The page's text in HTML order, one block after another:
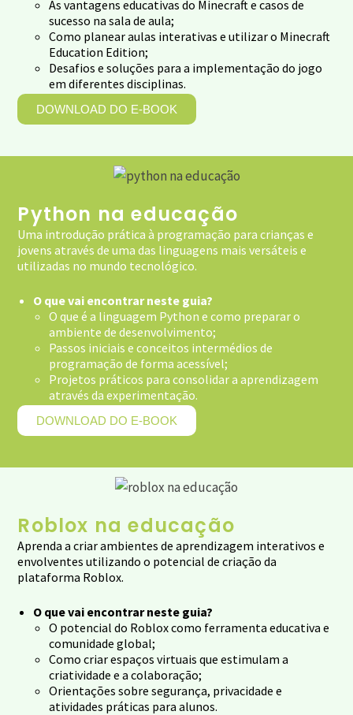
As vantagens educativas do Minecraft e casos de
sucesso na sala de aula;
Como planear aulas interativas e utilizar o Minecraft
Education Edition;
Desafios e soluções para a implementação do jogo
em diferentes disciplinas.
DOWNLOAD DO E-BOOK
Python na educação
Uma introdução prática à programação para crianças e
jovens através de uma das linguagens mais versáteis e
utilizadas no mundo tecnológico.
O que vai encontrar neste guia?
O que é a linguagem Python e como preparar o
ambiente de desenvolvimento;
Passos iniciais e conceitos intermédios de
programação de forma acessível;
Projetos práticos para consolidar a aprendizagem
através da experimentação.
DOWNLOAD DO E-BOOK
Roblox na educação
Aprenda a criar ambientes de aprendizagem interativos e
envolventes utilizando o potencial de criação da
plataforma Roblox.
O que vai encontrar neste guia?
O potencial do Roblox como ferramenta educativa e
comunidade global;
Como criar espaços virtuais que estimulam a
criatividade e a colaboração;
Orientações sobre segurança, privacidade e
atividades práticas para alunos.